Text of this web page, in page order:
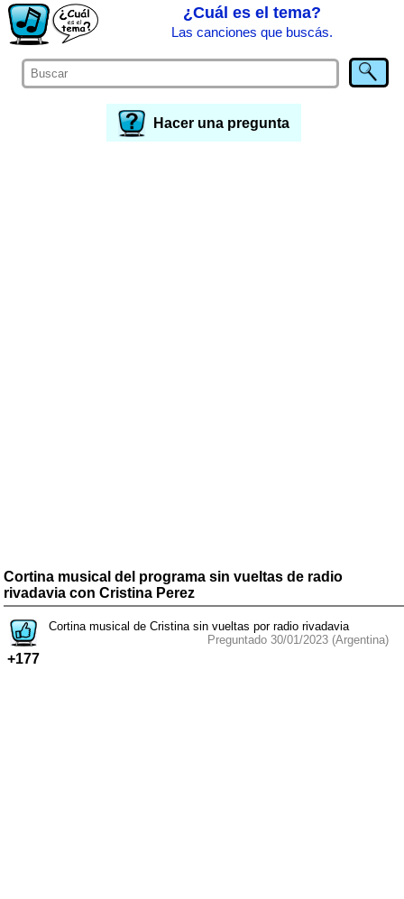
¿Cuál es el tema?
Las canciones que buscás.
Hacer una pregunta
Cortina musical del programa sin vueltas de radio
rivadavia con Cristina Perez
+177
Cortina musical de Cristina sin vueltas por radio rivadavia
Preguntado 30/01/2023 (Argentina)